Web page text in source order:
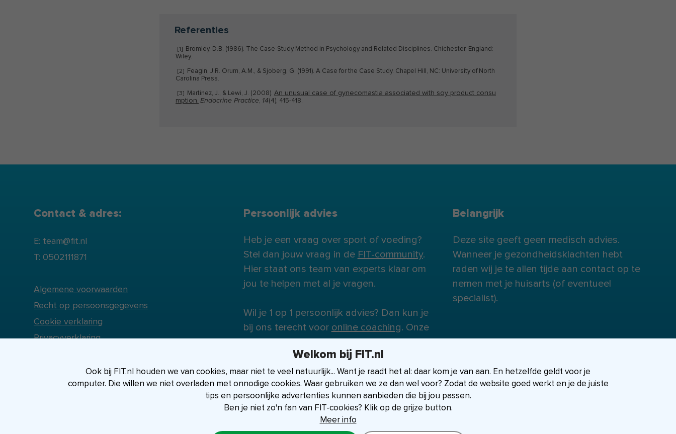
Referenties
[1] Bromley, D.B. (1986). The Case-Study Method in Psychology and Related Disciplines. Chichester, England:
Wiley.
[2] Feagin, J.R. Orum, A.M., & Sjoberg, G. (1991). A Case for the Case Study. Chapel Hill, NC: University of North
Carolina Press.
[3] Martinez, J., & Lewi, J. (2008). An unusual case of gynecomastia associated with soy product consu
mption. Endocrine Practice, 14(4), 415-418.
Contact & adres:
E: team@fit.nl
T: 0502111871
Algemene voorwaarden
Recht op persoonsgegevens
Cookie verklaring
Privacyverklaring
Persoonlijk advies
Heb je een vraag over sport of voeding?
Stel dan jouw vraag in de FIT-community.
Hier staat ons team van experts klaar om
jou te helpen met al je vragen.
Wil je 1 op 1 persoonlijk advies? Dan kun je
bij ons terecht voor online coaching. Onze
experts staan klaar om je te helpen.
Belangrijk
Deze site geeft geen medisch advies.
Wanneer je gezondheidsklachten hebt
raden wij je te allen tijde aan contact op te
nemen met je huisarts (of eventueel
specialist).
Welkom bij FIT.nl
Ook bij FIT.nl houden we van cookies, maar niet te veel natuurlijk... Want je raadt het al: daar kom je van aan. En hetzelfde geldt voor je
computer. Die willen we niet overladen met onnodige cookies. Waar gebruiken we ze dan wel voor? Zodat de website goed werkt en je de juiste
tips en persoonlijke advertenties kunnen aanbieden die bij jou passen.
Ben je niet zo'n fan van FIT-cookies? Klik op de grijze button.
Meer info